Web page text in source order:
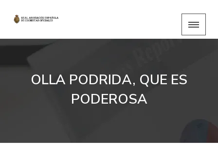
OLLA PODRIDA, QUE ES
PODEROSA